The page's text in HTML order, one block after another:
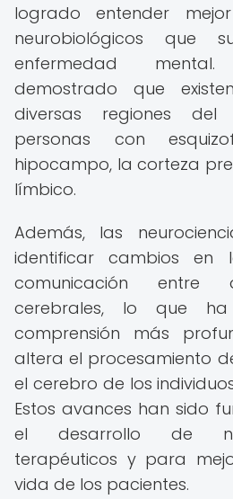
logrado entender
neurobiológicos que
enfermedad
demostrado que
diversas regiones
personas con
hipocampo, la corteza
límbico.
Además, las
identificar cambios en
comunicación entre
cerebrales, lo que
comprensión más
altera el procesamiento
el cerebro de los
Estos avances han sido
el desarrollo de
terapéuticos y para
vida de los pacientes.